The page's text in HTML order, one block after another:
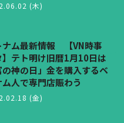
(木)
ナム最新情報 【VN時事
】テト明け旧暦1月10日は
の神の日」金を購入するベ
ム人で専門店賑わう
(金)